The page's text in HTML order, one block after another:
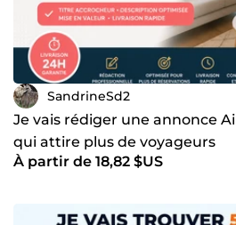
SandrineSd2
Je vais rédiger une annonce
qui attire plus de voyageurs
À partir de 18,82 $US